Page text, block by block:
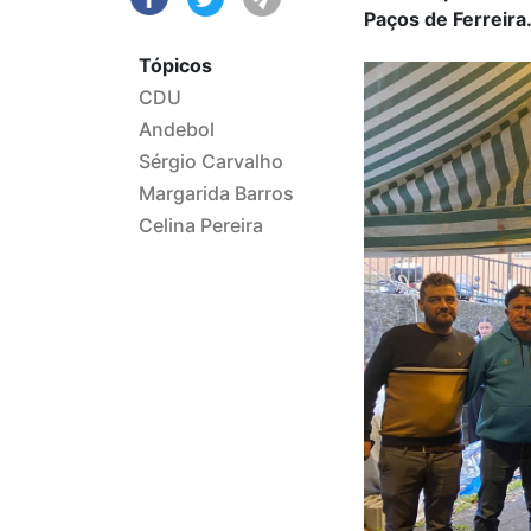
Tópicos
CDU
Andebol
Sérgio Carvalho
Margarida Barros
Celina Pereira
Paços de Ferreira.